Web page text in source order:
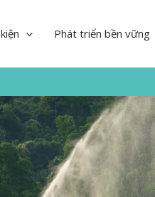
Phát triển bền vững